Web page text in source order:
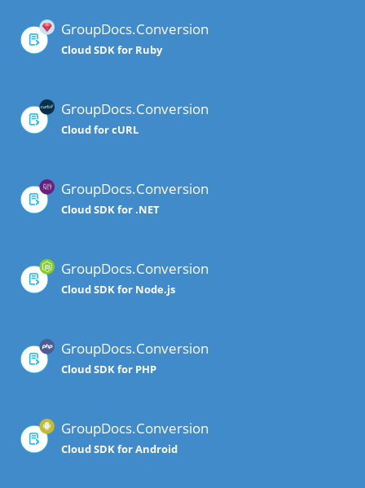
GroupDocs.Conversion
Cloud SDK for Ruby
GroupDocs.Conversion
Cloud for cURL
GroupDocs.Conversion
Cloud SDK for .NET
GroupDocs.Conversion
Cloud SDK for Node.js
GroupDocs.Conversion
Cloud SDK for PHP
GroupDocs.Conversion
Cloud SDK for Android